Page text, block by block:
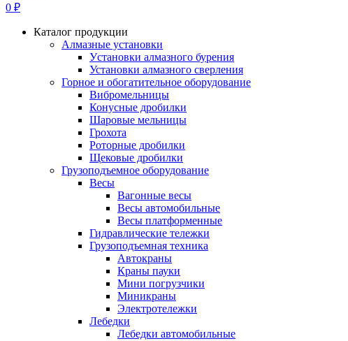
0 ₽
Каталог продукции
Алмазные установки
Уcтановки алмазного бурения
Установки алмазного сверления
Горное и обогатительное оборудование
Вибромельницы
Конусные дробилки
Шаровые мельницы
Грохота
Роторные дробилки
Щековые дробилки
Грузоподъемное оборудование
Весы
Вагонные весы
Весы автомобильные
Весы платформенные
Гидравлические тележки
Грузоподъемная техника
Автокраны
Краны пауки
Мини погрузчики
Миникраны
Электротележки
Лебедки
Лебедки автомобильные